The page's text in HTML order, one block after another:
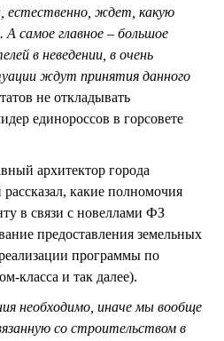
естественно, ждет, какую
самое главное – большое
в неведении, в очень
ждут принятия данного
не откладывать
единороссов в горсовете
архитектор города
какие полномочия
в связи с новеллами ФЗ
предоставления земельных
программы по
класса и так далее).
необходимо, иначе мы вообще
со строительством в